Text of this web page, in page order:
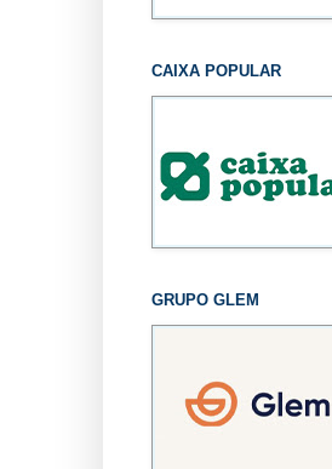
CAIXA POPULAR
GRUPO GLEM